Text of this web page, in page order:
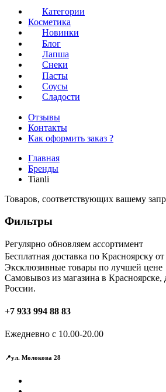
Категории
Косметика
Новинки
Блог
Лапша
Снеки
Пасты
Соусы
Сладости
Отзывы
Контакты
Как оформить заказ ?
Главная
Бренды
Tianli
Товаров, соответствующих вашему
Фильтры
Регулярно обновляем ассортимент
Бесплатная доставка по Красноярску
Эксклюзивные товары по лучшей цене
Самовывоз из магазина в Красноярске,
России.
+7 933 994 88 83
Ежедневно с 10.00-20.00
📍ул. Молокова 28